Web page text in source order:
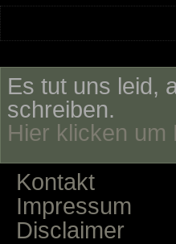
Es tut uns leid,
schreiben.
Hier klicken um
Kontakt
Impressum
Disclaimer